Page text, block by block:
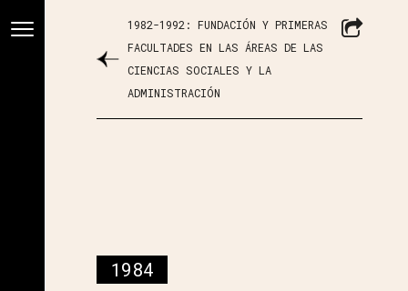
1982-1992: FUNDACIÓN Y PRIMERAS
FACULTADES EN LAS ÁREAS DE LAS
CIENCIAS SOCIALES Y LA
ADMINISTRACIÓN
1984